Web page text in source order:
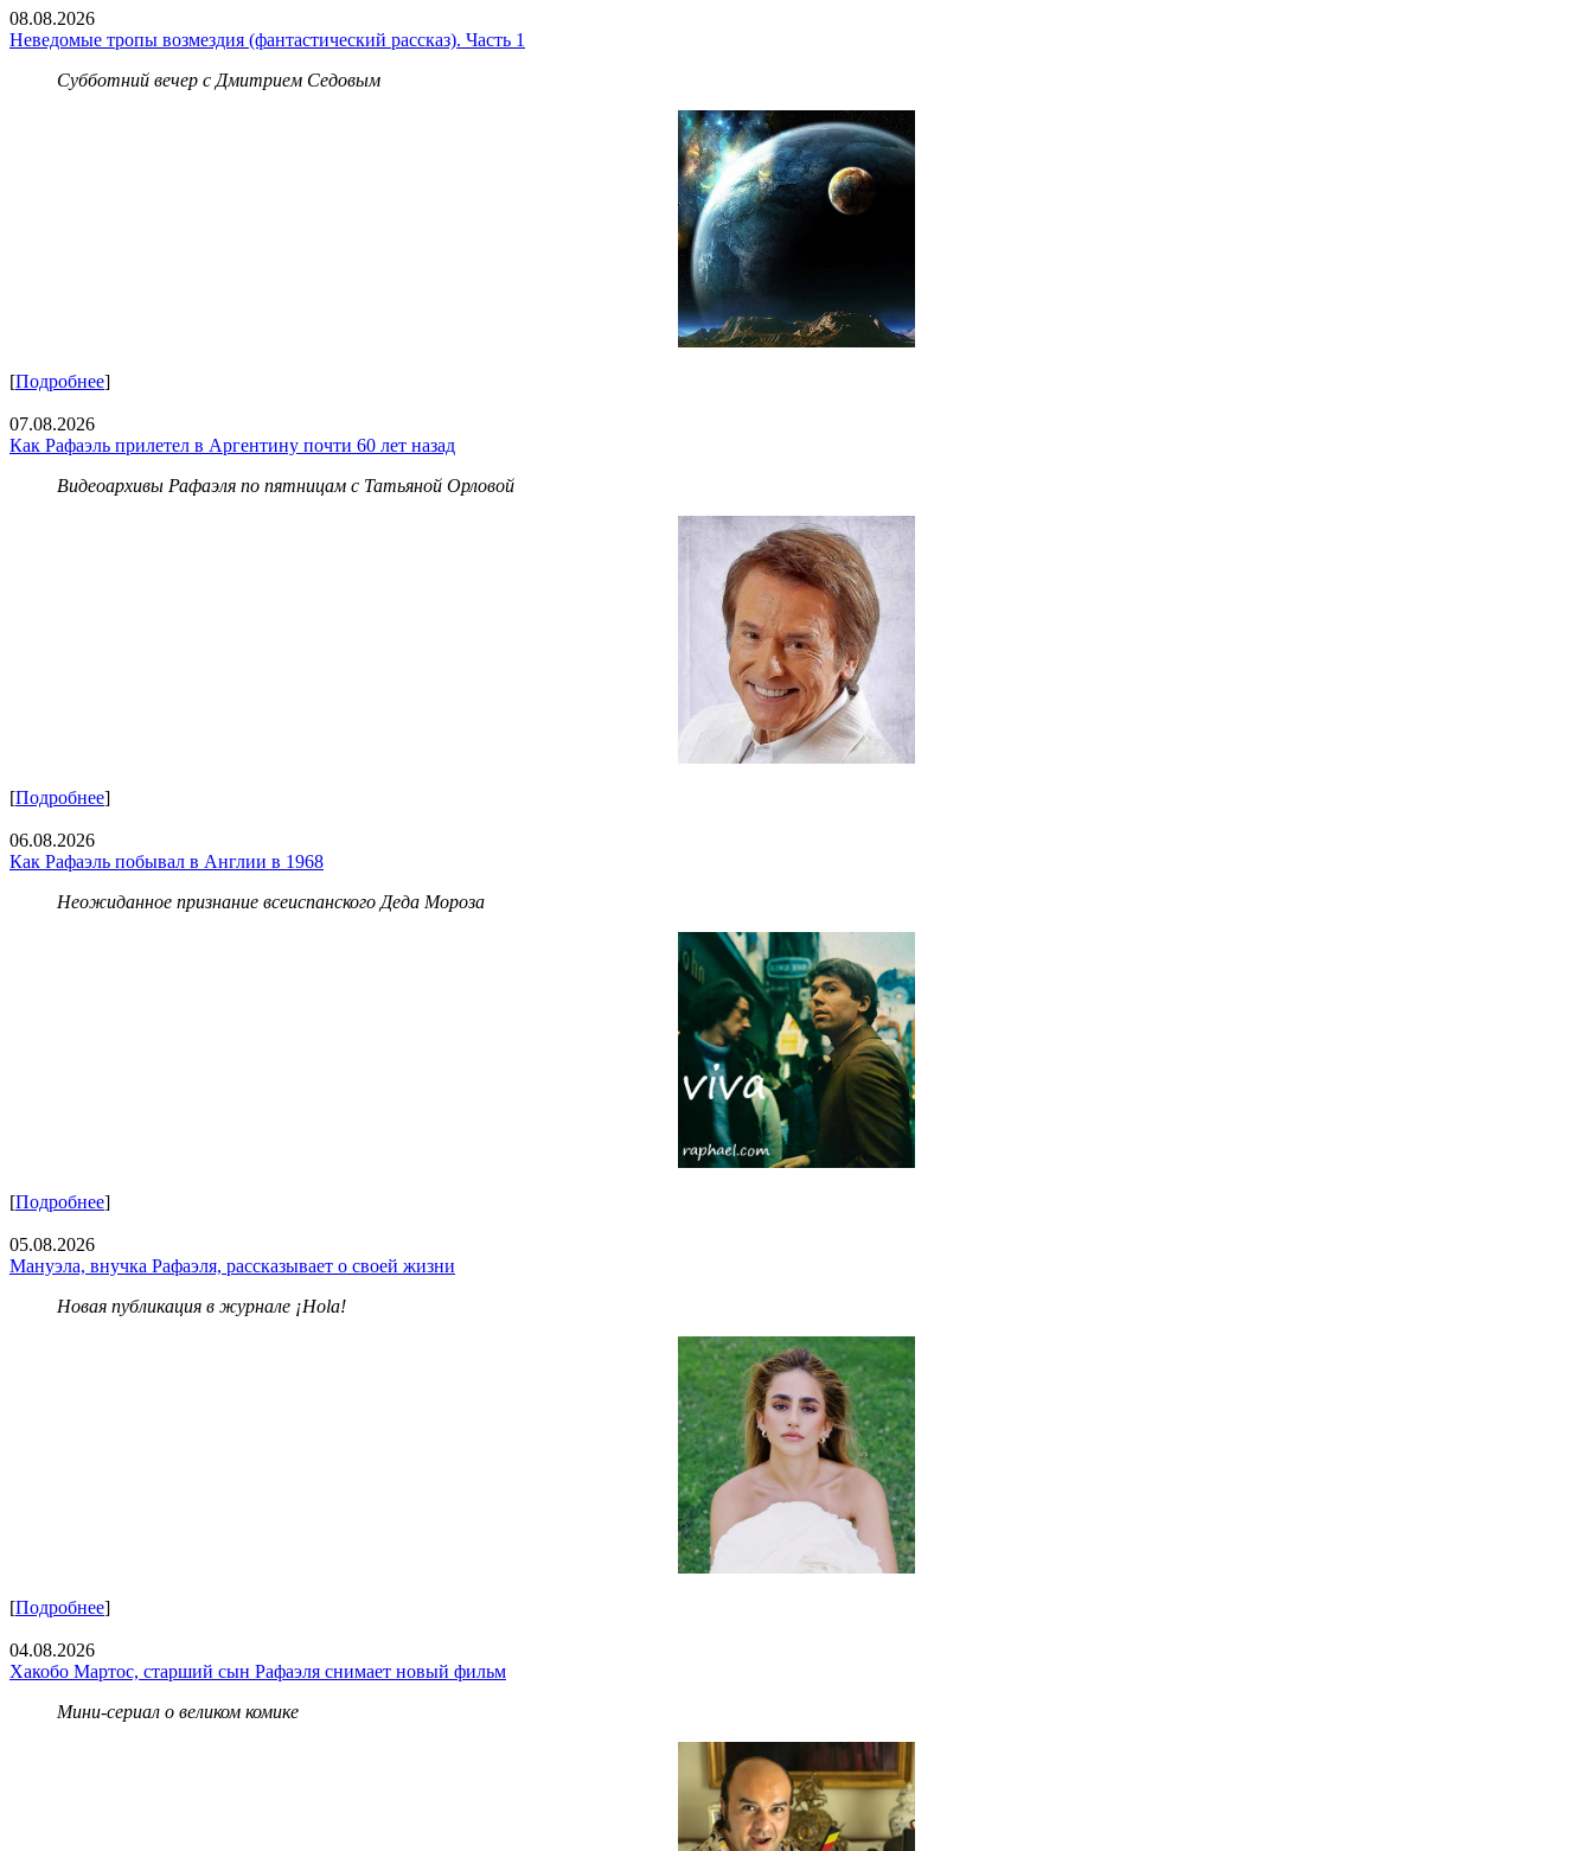
08.08.2026
Неведомые тропы возмездия (фантастический рассказ). Часть 1
Субботний вечер с Дмитрием Седовым
[Подробнее]
07.08.2026
Как Рафаэль прилетел в Аргентину почти 60 лет назад
Видеоархивы Рафаэля по пятницам с Татьяной Орловой
[Подробнее]
06.08.2026
Как Рафаэль побывал в Англии в 1968
Неожиданное признание всеиспанского Деда Мороза
[Подробнее]
05.08.2026
Мануэла, внучка Рафаэля, рассказывает о своей жизни
Новая публикация в журнале ¡Hola!
[Подробнее]
04.08.2026
Хакобо Мартос, старший сын Рафаэля снимает новый фильм
Мини-сериал о великом комике